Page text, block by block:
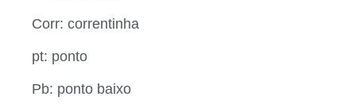
Corr: correntinha
pt: ponto
Pb: ponto baixo